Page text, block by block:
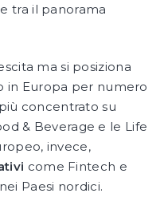
tra il panorama
ma si posiziona
in Europa per numero
concentrato su
& Beverage e le Life
invece,
come Fintech e
Paesi nordici.